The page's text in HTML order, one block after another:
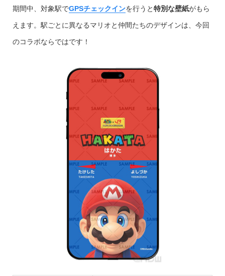
期間中、対象駅でGPSチェックインを行うと特別な壁紙がもら
えます。駅ごとに異なるマリオと仲間たちのデザインは、今回
のコラボならではです！